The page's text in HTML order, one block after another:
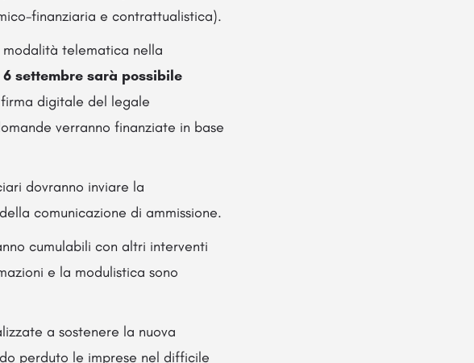
finanziaria e contrattualistica).
telematica nella
settembre sarà possibile
digitale del legale
verranno finanziate in base
dovranno inviare la
comunicazione di ammissione.
cumulabili con altri interventi
e la modulistica sono
a sostenere la nuova
perduto le imprese nel difficile